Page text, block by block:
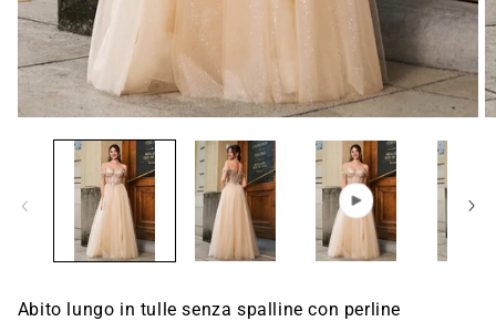
Abito lungo in tulle senza spalline con perline